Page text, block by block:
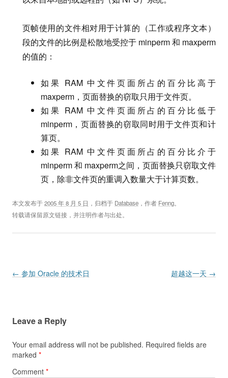
页帧使用的文件相对用于计算的（工作或程序文本）
段的文件的比例是松散地受控于 minperm 和 maxperm
的值的：
如果 RAM 中文件页面所占的百分比高于
maxperm，页面替换的窃取只用于文件页。
如果 RAM 中文件页面所占的百分比低于
minperm，页面替换的窃取同时用于文件页和计
算页。
如果 RAM 中文件页面所占的百分比介于
minperm 和 maxperm之间，页面替换只窃取文件
页，除非文件页的重调入数量大于计算页数。
本文发布于2005 年 8 月 5 日 ，归档于 Database ，作者 Fenng。
转载请保留原文链接，并注明作者与出处。
Post navigation
← 参加 Oracle 的技术日 超越这一天 →
Leave a Reply
Your email address will not be published. Required fields are
marked *
Comment *